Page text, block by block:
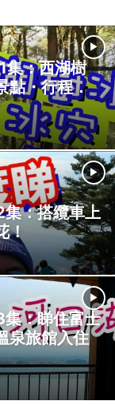
集：西湖樹
點・行程．
：搭纜車上
！
：睇住富士
泉旅館入住